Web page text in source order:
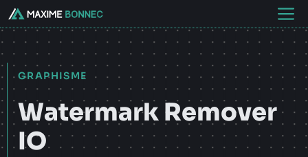
Aller
au
contenu
GRAPHISME
Watermark Remover
IO